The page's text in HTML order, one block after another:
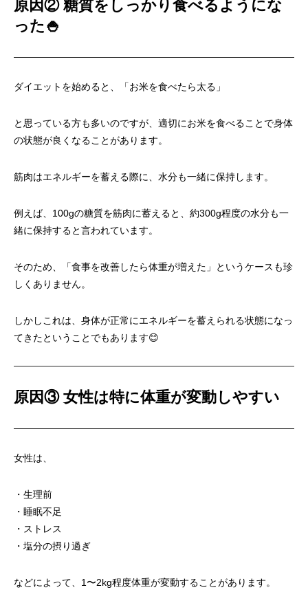
原因② 糖質をしっかり食べるようにな
った 🍚
ダイエットを始めると、「お米を食べたら太る」
と思っている方も多いのですが、適切にお米を食べることで身体
の状態が良くなることがあります。
筋肉はエネルギーを蓄える際に、水分も一緒に保持します。
例えば、100gの糖質を筋肉に蓄えると、約300g程度の水分も一
緒に保持すると言われています。
そのため、「食事を改善したら体重が増えた」というケースも珍
しくありません。
しかしこれは、身体が正常にエネルギーを蓄えられる状態になっ
てきたということでもあります😊
原因③ 女性は特に体重が変動しやすい
女性は、
・生理前
・睡眠不足
・ストレス
・塩分の摂り過ぎ
などによって、1〜2kg程度体重が変動することがあります。